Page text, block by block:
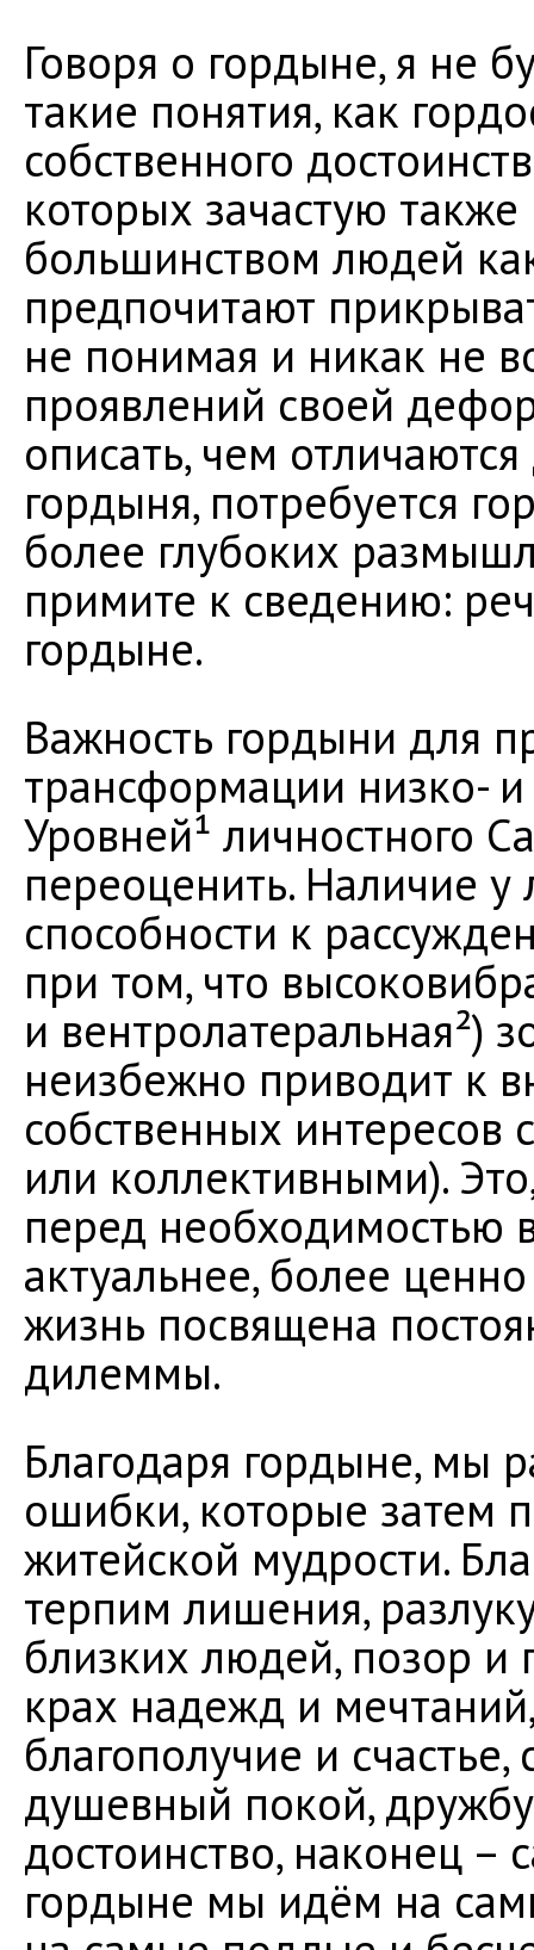
Говоря о гордыне, я не
такие понятия, как
собственного
которых зачастую
большинством людей
предпочитают
не понимая и никак не
проявлений своей
описать, чем
гордыня, потребуется
более глубоких
примите к сведению:
гордыне.
Важность гордыни для
трансформации низко-
Уровней¹ личностного
переоценить. Наличие у
способности к
при том, что
и вентролатеральная²)
неизбежно приводит к
собственных
или коллективными).
перед необходимостью
актуальнее, более
жизнь посвящена
дилеммы.
Благодаря гордыне, мы
ошибки, которые затем
житейской мудрости.
терпим лишения,
близких людей, позор и
крах надежд и
благополучие и
душевный покой,
достоинство, наконец –
гордыне мы идём на